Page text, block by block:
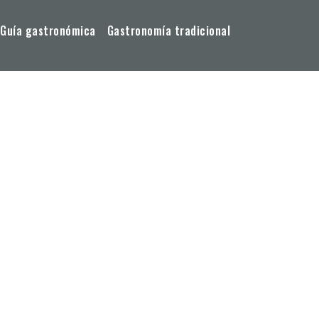
Guía gastronómica Gastronomía tradicional